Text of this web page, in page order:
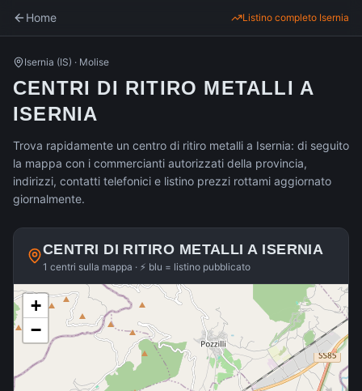
Home Listino completo Isernia
Isernia (IS) · Molise
CENTRI DI RITIRO METALLI A
ISERNIA
Trova rapidamente un centro di ritiro metalli a Isernia: di seguito
la mappa con i commercianti autorizzati della provincia,
indirizzi, contatti telefonici e listino prezzi rottami aggiornato
giornalmente.
CENTRI DI RITIRO METALLI A ISERNIA
1 centri sulla mappa · ⚡ blu = listino pubblicato
+
−